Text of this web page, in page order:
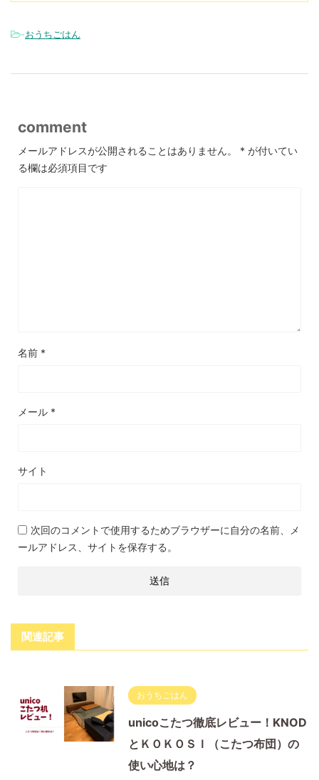
-おうちごはん
comment
メールアドレスが公開されることはありません。 * が付いてい
る欄は必須項目です
名前 *
メール *
サイト
次回のコメントで使用するためブラウザーに自分の名前、メ
ールアドレス、サイトを保存する。
関連記事
おうちごはん
unicoこたつ徹底レビュー！KNOD
とＫＯＫＯＳＩ（こたつ布団）の
使い心地は？